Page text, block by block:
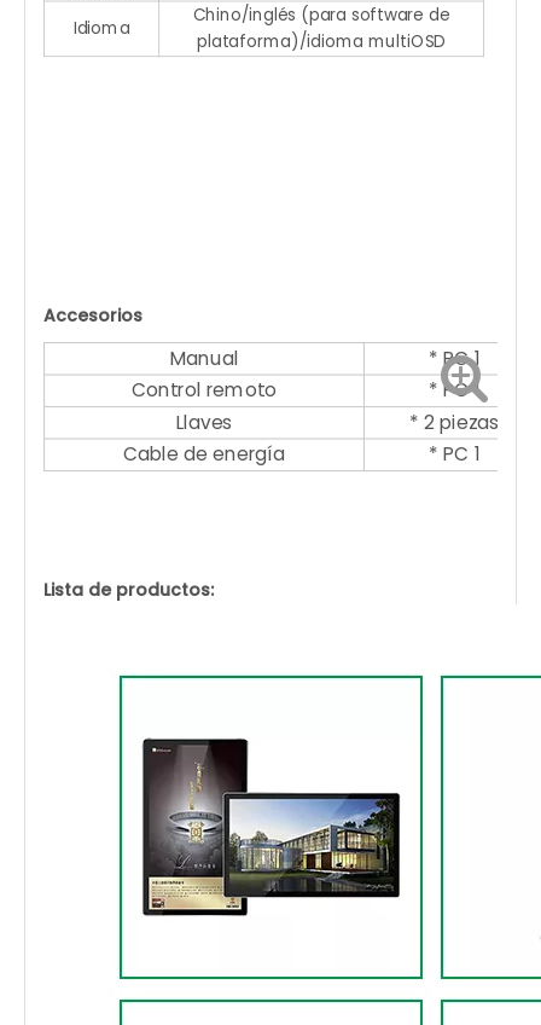
Idioma
Chino/inglés (para software de
plataforma)/idioma multiOSD
Accesorios
Manual
* PC 1
Control remoto
* PC 1
Llaves
* 2 piezas
Cable de energía
* PC 1
Lista de productos: